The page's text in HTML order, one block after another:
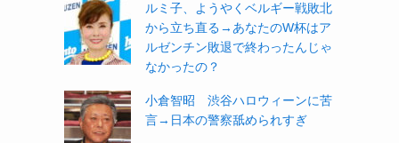
ルミ子、ようやくベルギー戦敗北
から立ち直る→あなたのW杯はア
ルゼンチン敗退で終わったんじゃ
なかったの？
小倉智昭 渋谷ハロウィーンに苦
言→日本の警察舐められすぎ